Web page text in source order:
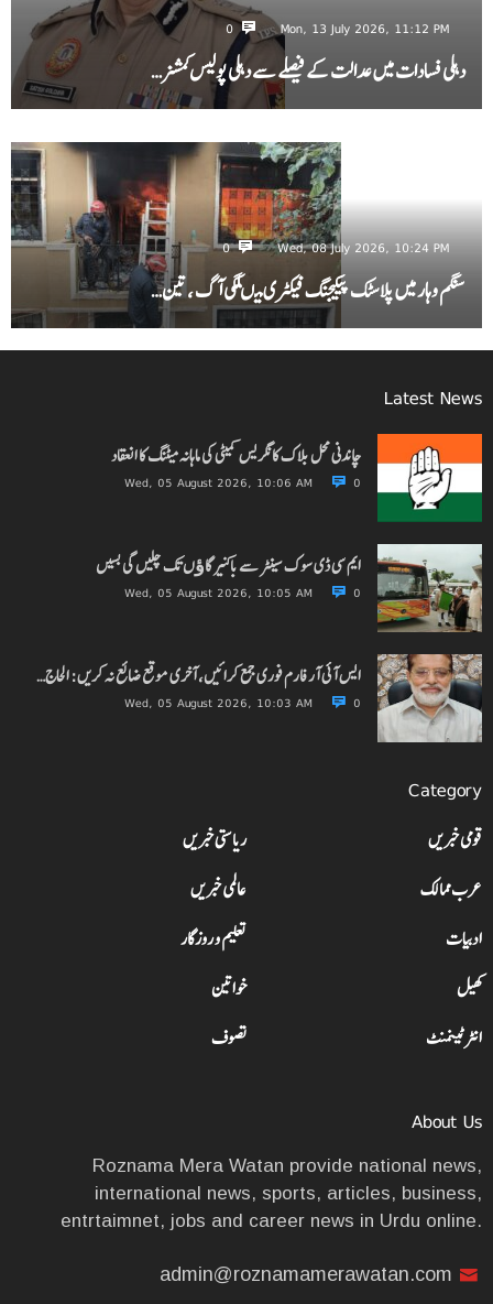
Mon, 13 July 2026, 11:12 PM
0
دہلی فسادات میں عدالت کے فیصلے سے دہلی پولیس کمشنر…
Wed, 08 July 2026, 10:24 PM
0
سنگم وہار میں پلاسٹک پیکیجنگ فیکٹری میںلگی آگ ، تین…
Latest News
چاندنی محل بلاک کانگریس کمیٹی کی ماہانہ میٹنگ کا انعقاد
Wed, 05 August 2026, 10:06 AM 0
ایم سی ڈی سوک سینٹر سے باکنیر گاﺅں تک چلیں گی بسیں
Wed, 05 August 2026, 10:05 AM 0
ایس آئی آر فارم فوری جمع کرائیں، آخری موقع ضائع نہ کریں: الحاج…
Wed, 05 August 2026, 10:03 AM 0
Category
قومی خبریں
ریاستی خبریں
عرب ممالک
عالمی خبریں
ادبیات
تعلیم و روزگار
کھیل
خواتین
انٹرٹینمنٹ
تصوف
About Us
Roznama Mera Watan provide national news,
international news, sports, articles, business,
entrtaimnet, jobs and career news in Urdu online.
admin@roznamamerawatan.com